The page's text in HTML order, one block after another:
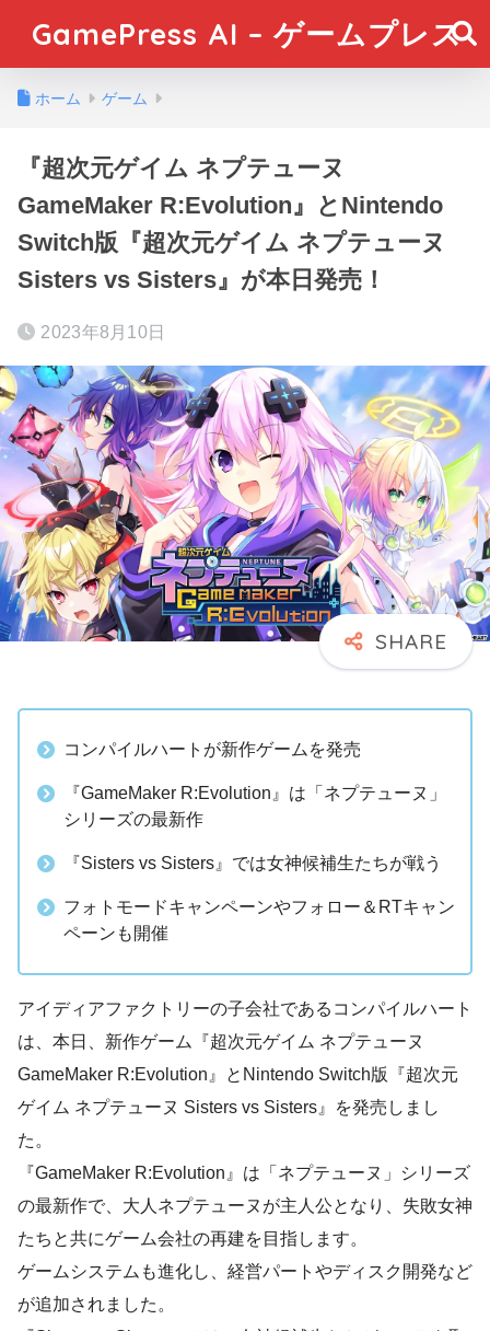
GamePress AI – ゲームプレス
ホーム ゲーム
『超次元ゲイム ネプテューヌ
GameMaker R:Evolution』とNintendo
Switch版『超次元ゲイム ネプテューヌ
Sisters vs Sisters』が本日発売！
2023年8月10日
コンパイルハートが新作ゲームを発売
『GameMaker R:Evolution』は「ネプテューヌ」
シリーズの最新作
『Sisters vs Sisters』では女神候補生たちが戦う
フォトモードキャンペーンやフォロー＆RTキャン
ペーンも開催
アイディアファクトリーの子会社であるコンパイルハート
は、本日、新作ゲーム『超次元ゲイム ネプテューヌ
GameMaker R:Evolution』とNintendo Switch版『超次元
ゲイム ネプテューヌ Sisters vs Sisters』を発売しまし
た。
『GameMaker R:Evolution』は「ネプテューヌ」シリーズ
の最新作で、大人ネプテューヌが主人公となり、失敗女神
たちと共にゲーム会社の再建を目指します。
ゲームシステムも進化し、経営パートやディスク開発など
が追加されました。